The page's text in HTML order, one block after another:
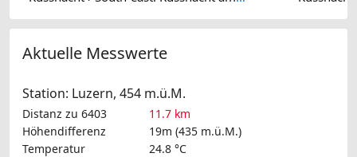
Aktuelle Messwerte
Station: Luzern, 454 m.ü.M.
Distanz zu 6403
11.7 km
Höhendifferenz
19m (435 m.ü.M.)
Temperatur
24.8 °C